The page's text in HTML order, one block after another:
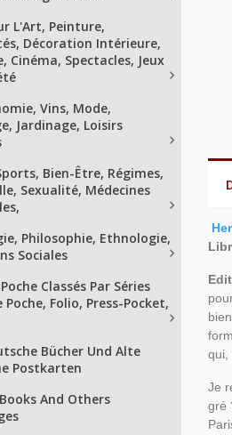
L'Art, Peinture,
Décoration Intérieure,
Cinéma, Spectacles, Jeux
Vins, Mode,
Jardinage, Loisirs
Bien-Être, Régimes,
Sexualité, Médecines
Philosophie, Ethnologie,
Sociales
Classés Par Séries
Poche, Folio, Press-Pocket,
Bücher Und Alte
Postkarten
And Others
qui,
Je
gré